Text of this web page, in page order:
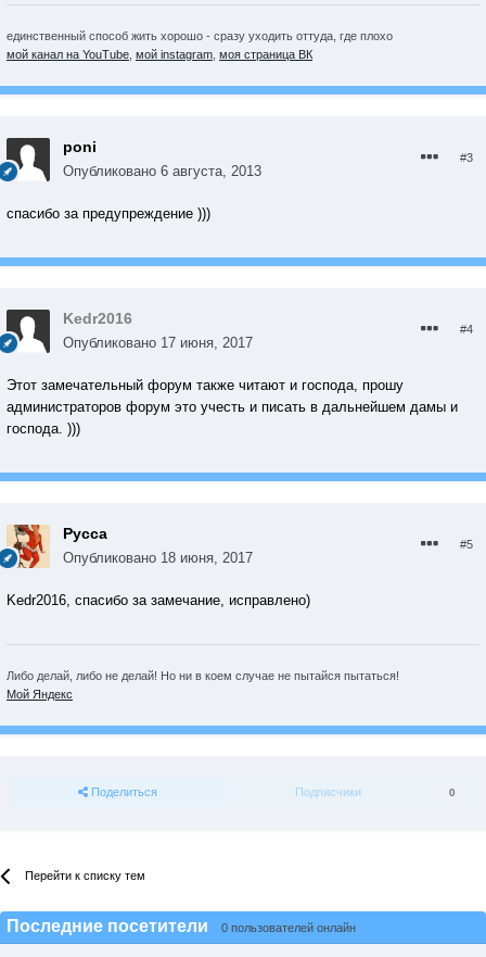
единственный способ жить хорошо - сразу уходить оттуда, где плохо
мой канал на YouTube мой instagram моя страница ВК
poni
Опубликовано 6 августа, 2013
#3
спасибо за предупреждение )))
Kedr2016
Опубликовано 17 июня, 2017
#4
Этот замечательный форум также читают и господа, прошу
администраторов форум это учесть и писать в дальнейшем дамы и
господа. )))
Русса
Опубликовано 18 июня, 2017
#5
Kedr2016, спасибо за замечание, исправлено)
Либо делай, либо не делай! Но ни в коем случае не пытайся пытаться!
Мой Яндекс
Поделиться Подписчики 0
Перейти к списку тем
Последние посетители 0 пользователей онлайн